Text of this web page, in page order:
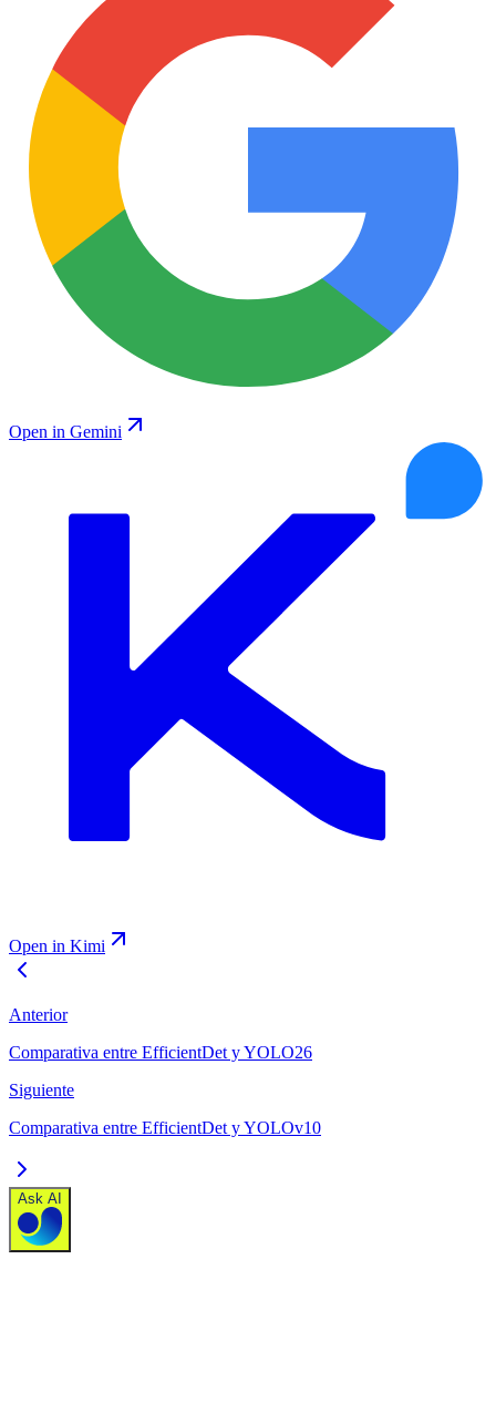
Open in Gemini
Open in Kimi
Anterior
Comparativa entre EfficientDet y YOLO26
Siguiente
Comparativa entre EfficientDet y YOLOv10
Ask AI